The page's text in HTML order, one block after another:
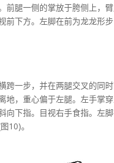
前腿一侧的掌放于胯侧上，
前下方。左脚在前为龙龙形
跨一步，并在两腿交叉的同
地，重心偏于左腿。左手掌
向下指。目视右手食指。左
10)。